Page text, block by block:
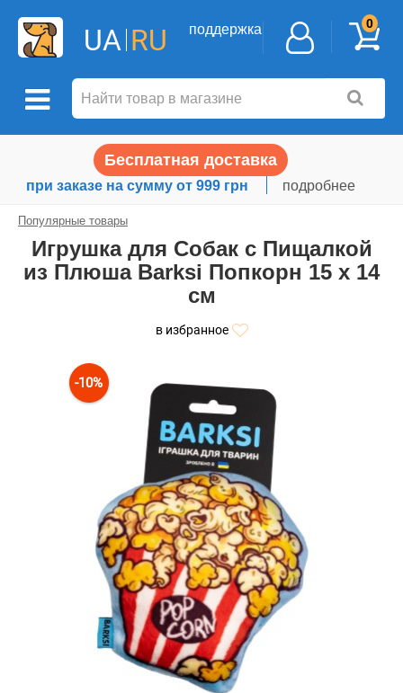
UA RU поддержка 0
Бесплатная доставка
при заказе на сумму от 999 грн подробнее
Популярные товары
Игрушка для Собак с Пищалкой
из Плюша Barksi Попкорн 15 х 14
см
в избранное
-10%